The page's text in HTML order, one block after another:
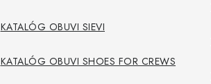
KATALÓG OBUVI SIEVI
KATALÓG OBUVI SHOES FOR CREWS